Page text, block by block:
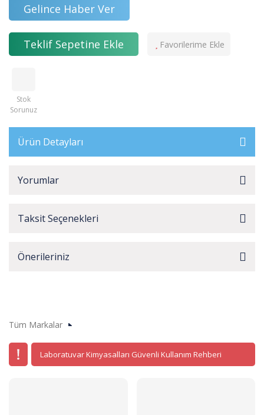
Gelince Haber Ver
Teklif Sepetine Ekle
Stok
Sorunuz
Ürün Detayları
Yorumlar
Taksit Seçenekleri
Önerileriniz
Tüm Markalar
Laboratuvar Kimyasalları Güvenli Kullanım Rehberi